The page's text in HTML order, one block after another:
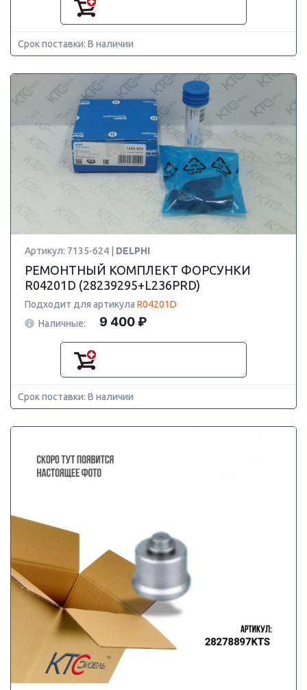
Срок поставки: В наличии
Артикул: 7135-624 | DELPHI
РЕМОНТНЫЙ КОМПЛЕКТ ФОРСУНКИ
R04201D (28239295+L236PRD)
Подходит для артикула R04201D
Наличные:
9 400 ₽
Срок поставки: В наличии